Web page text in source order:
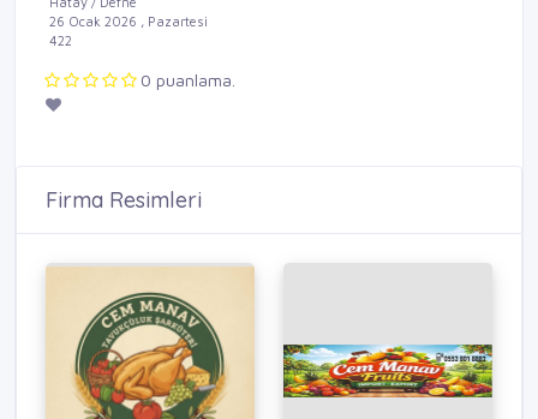
26 Ocak 2026 , Pazartesi
422
0 puanlama.
Firma Resimleri